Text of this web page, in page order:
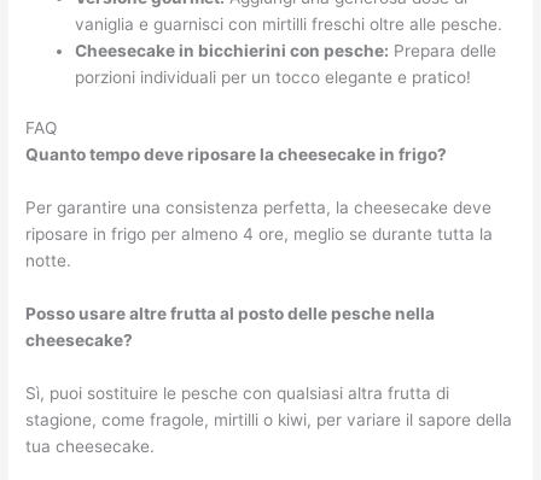
vaniglia e guarnisci con mirtilli freschi oltre alle pesche.
Cheesecake in bicchierini con pesche: Prepara delle
porzioni individuali per un tocco elegante e pratico!
FAQ
Quanto tempo deve riposare la cheesecake in frigo?
Per garantire una consistenza perfetta, la cheesecake deve
riposare in frigo per almeno 4 ore, meglio se durante tutta la
notte.
Posso usare altre frutta al posto delle pesche nella
cheesecake?
Sì, puoi sostituire le pesche con qualsiasi altra frutta di
stagione, come fragole, mirtilli o kiwi, per variare il sapore della
tua cheesecake.